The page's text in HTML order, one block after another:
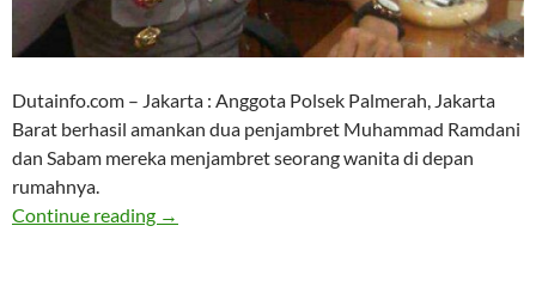
Dutainfo.com – Jakarta : Anggota Polsek Palmerah, Jakarta
Barat berhasil amankan dua penjambret Muhammad Ramdani
dan Sabam mereka menjambret seorang wanita di depan
rumahnya.
Continue reading Polsek Palmerah Amankan Dua Penjambret
→